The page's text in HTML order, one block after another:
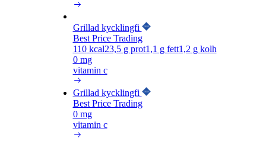
Grillad kycklingfi
Best Price Trading
110kcal23,5g prot1,1 g fett1,2 g kolh
0 mg
vitamin c
Grillad kycklingfi
Best Price Trading
0 mg
vitamin c